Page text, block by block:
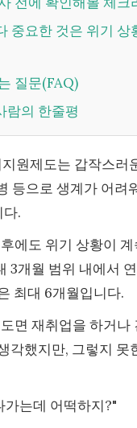
는 질문(FAQ)
람의 한줄평
원제도는 갑작스러
등으로 생계가 어려
.
에도 위기 상황이
3개월 범위 내에서
최대 6개월입니다.
면 재취업을 하거나
각했지만, 그렇지 못
가는데 어떡하지?"